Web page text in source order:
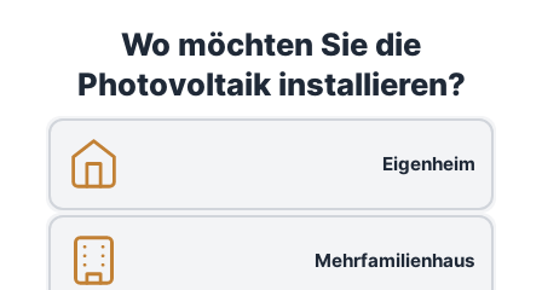
Wo möchten Sie die
Photovoltaik installieren?
Eigenheim
Mehrfamilienhaus